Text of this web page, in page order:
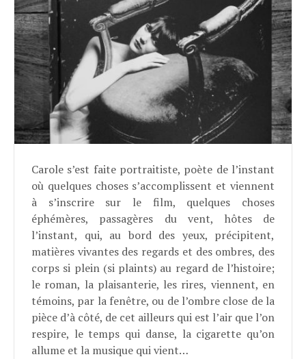
Carole s’est faite portraitiste, poète de l’instant
où quelques choses s’accomplissent et viennent
à s’inscrire sur le film, quelques choses
éphémères, passagères du vent, hôtes de
l’instant, qui, au bord des yeux, précipitent,
matières vivantes des regards et des ombres, des
corps si plein (si plaints) au regard de l’histoire;
le roman, la plaisanterie, les rires, viennent, en
témoins, par la fenêtre, ou de l’ombre close de la
pièce d’à côté, de cet ailleurs qui est l’air que l’on
respire, le temps qui danse, la cigarette qu’on
allume et la musique qui vient…